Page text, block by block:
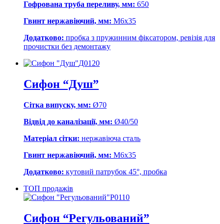
Гофрована труба переливу, мм: 650
Гвинт нержавіючий, мм: М6х35
Додатково: пробка з пружинним фіксатором, ревізія для
прочистки без демонтажу
Д0120
Сифон “Душ”
Сітка випуску, мм: Ø70
Відвід до каналізації, мм: Ø40/50
Матеріал сітки: нержавіюча сталь
Гвинт нержавіючий, мм: М6х35
Додатково: кутовий патрубок 45°, пробка
ТОП продажів
Р0110
Сифон “Регульований”